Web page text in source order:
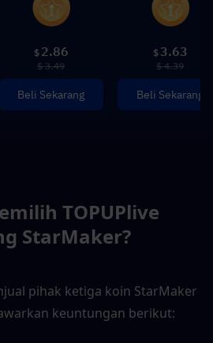
$ 2.86
$ 3.49
Beli Sekarang
$ 3.63
$ 4.39
Beli Sekarang
TOPUPlive
StarMaker?
pihak ketiga koin StarMaker
keuntungan berikut: